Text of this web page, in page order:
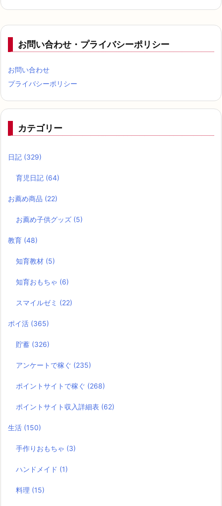
お問い合わせ・プライバシーポリシー
お問い合わせ
プライバシーポリシー
カテゴリー
日記 (329)
育児日記 (64)
お薦め商品 (22)
お薦め子供グッズ (5)
教育 (48)
知育教材 (5)
知育おもちゃ (6)
スマイルゼミ (22)
ポイ活 (365)
貯蓄 (326)
アンケートで稼ぐ (235)
ポイントサイトで稼ぐ (268)
ポイントサイト収入詳細表 (62)
生活 (150)
手作りおもちゃ (3)
ハンドメイド (1)
料理 (15)